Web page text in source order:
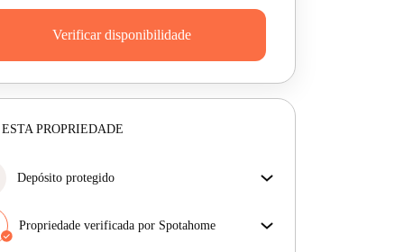
Verificar disponibilidade
PROPRIEDADE
Depósito protegido
devolver o seu depósito, nós vamos fazê-lo.
Mais informações
Propriedade verificada por Spotahome